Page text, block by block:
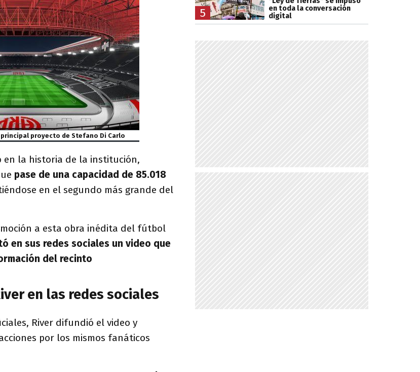
proyecto de Stefano Di Carlo
en la historia de la institución,
pase de una capacidad de 85.018
en el segundo más grande del
a esta obra inédita del fútbol
en sus redes sociales un video que
del recinto
en las redes sociales
River difundió el video y
por los mismos fanáticos
5
en toda la conversación
digital